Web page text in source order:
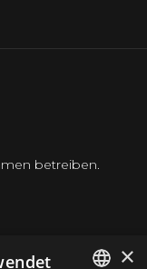
betreiben.
×